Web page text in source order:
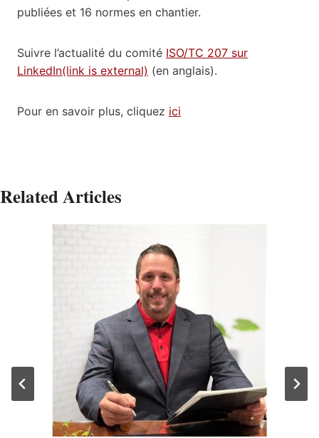
publiées et 16 normes en chantier.
Suivre l’actualité du comité ISO/TC 207 sur
LinkedIn(link is external) (en anglais).
Pour en savoir plus, cliquez ici
Related Articles